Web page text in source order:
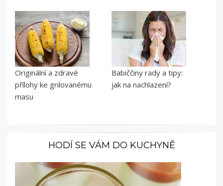
Originální a zdravé
přílohy ke grilovanému
masu
Babiččiny rady a tipy:
jak na nachlazení?
HODÍ SE VÁM DO KUCHYNĚ